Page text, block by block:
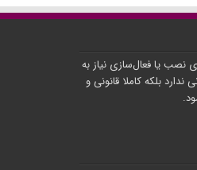
نصب یا فعال‌سازی نیاز به
ندارد بلکه کاملا قانونی و